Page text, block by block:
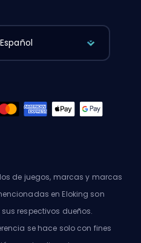
Español
de juegos, marcas y marcas
en Eloking son
respectivos dueños.
se hace solo con fines